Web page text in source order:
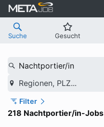
Suche Gesucht
Nachtportier/in
Regionen, PLZ...
Filter
218 Nachtportier/in-Jobs